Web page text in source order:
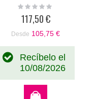
Rating:
117,50 €
Desde 105,75 €
Recíbelo el
10/08/2026